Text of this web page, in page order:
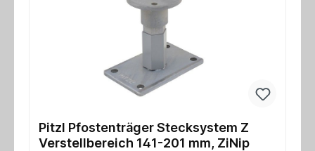
Pitzl Pfostenträger Stecksystem Z
Verstellbereich 141-201 mm, ZiNip